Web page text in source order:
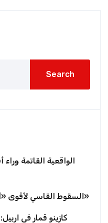
Search
الواقعية القاتمة
السقوط القاسي لأقوى «أفضل كازينو بدون إيداع لبنان»
كازينو قمار في